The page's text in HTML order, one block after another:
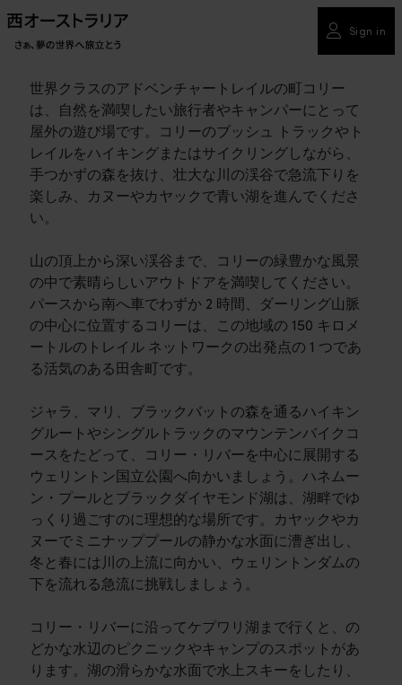
Sign in
世界クラスのアドベンチャートレイルの町コリー
は、自然を満喫したい旅行者やキャンパーにとって
屋外の遊び場です。コリーのブッシュ トラックやト
レイルをハイキングまたはサイクリングしながら、
手つかずの森を抜け、壮大な川の渓谷で急流下りを
楽しみ、カヌーやカヤックで青い湖を進んでくださ
い。
山の頂上から深い渓谷まで、コリーの緑豊かな風景
の中で素晴らしいアウトドアを満喫してください。
パースから南へ車でわずか 2 時間、ダーリング山脈
の中心に位置するコリーは、この地域の 150 キロメ
ートルのトレイル ネットワークの出発点の 1 つであ
る活気のある田舎町です。
ジャラ、マリ、ブラックバットの森を通るハイキン
グルートやシングルトラックのマウンテンバイクコ
ースをたどって、コリー・リバーを中心に展開する
ウェリントン国立公園へ向かいましょう。ハネムー
ン・プールとブラックダイヤモンド湖は、湖畔でゆ
っくり過ごすのに理想的な場所です。カヤックやカ
ヌーでミニナッププールの静かな水面に漕ぎ出し、
冬と春には川の上流に向かい、ウェリントンダムの
下を流れる急流に挑戦しましょう。
コリー・リバーに沿ってケプワリ湖まで行くと、の
どかな水辺のピクニックやキャンプのスポットがあ
ります。湖の滑らかな水面で水上スキーをしたり、